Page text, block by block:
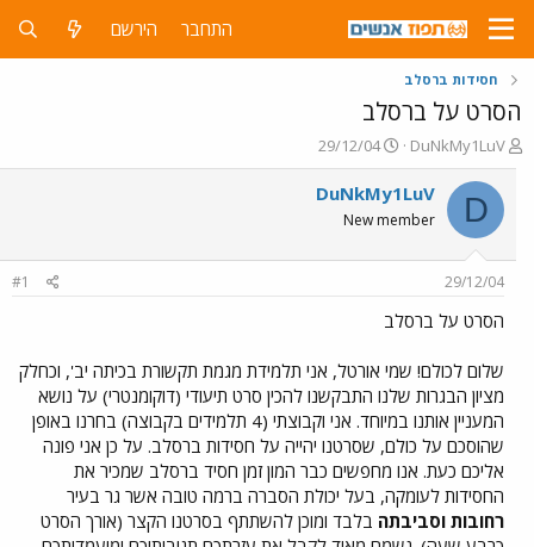
התחבר הירשם
חסידות ברסלב
הסרט על ברסלב
פ
ו
ת
ח
ה
ש
א
DuNkMy1LuV
פ
ו
ר
ם
29/12/04
D
DuNkMy1LuV
New member
29/12/04
#1
הסרט על ברסלב
שלום לכולם! שמי אורטל, אני תלמידת מגמת תקשורת בכיתה יב', וכחלק
מציון הבגרות שלנו התבקשנו להכין סרט תיעודי (דוקומנטרי) על נושא
המעניין אותנו במיוחד. אני וקבוצתי (4 תלמידים בקבוצה) בחרנו באופן
שהוסכם על כולם, שסרטנו יהייה על חסידות ברסלב. על כן אני פונה
אליכם כעת. אנו מחפשים כבר המון זמן חסיד ברסלב שמכיר את
החסידות לעומקה, בעל יכולת הסברה ברמה טובה אשר גר בעיר
רחובות וסביבתה בלבד ומוכן להשתתף בסרטנו הקצר (אורך הסרט